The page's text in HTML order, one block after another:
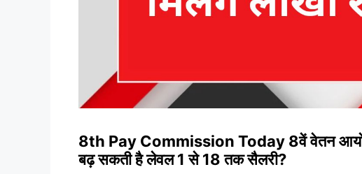
8th Pay Commission Today 8वें वेतन आयोग
बढ़ सकती है लेवल 1 से 18 तक सैलरी?